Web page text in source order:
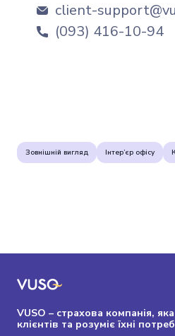
client-
(093) 416-10-94
Зовнішній вигляд Інтер’єр офісу
VUSO – страхова компанія,
клієнтів та розуміє їхні